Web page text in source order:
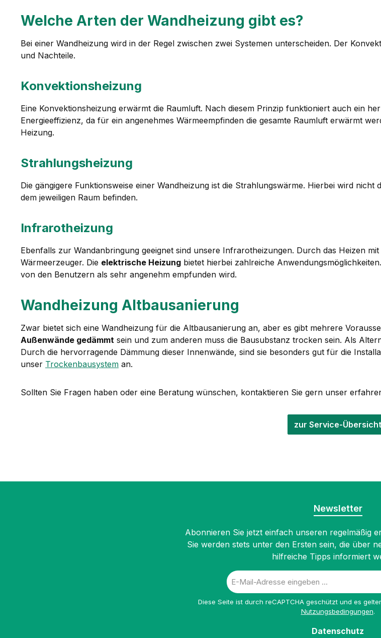
Welche Arten der Wandheizung gibt es?
Bei einer Wandheizung wird in der Regel zwischen zwei Systemen unterscheiden. Der
und Nachteile.
Konvektionsheizung
Eine Konvektionsheizung erwärmt die Raumluft. Nach diesem Prinzip funktioniert auch ein
Energieeffizienz, da für ein angenehmes Wärmeempfinden die gesamte Raumluft erwärmt
Heizung.
Strahlungsheizung
Die gängigere Funktionsweise einer Wandheizung ist die Strahlungswärme. Hierbei wird
dem jeweiligen Raum befinden.
Infrarotheizung
Ebenfalls zur Wandanbringung geeignet sind unsere Infrarotheizungen. Durch das Heizen
Wärmeerzeuger. Die elektrische Heizung bietet hierbei zahlreiche
von den Benutzern als sehr angenehm empfunden wird.
Wandheizung Altbausanierung
Zwar bietet sich eine Wandheizung für die Altbausanierung an, aber es gibt mehrere
Außenwände gedämmt sein und zum anderen muss die Bausubstanz trocken sein. Als
Durch die hervorragende Dämmung dieser Innenwände, sind sie besonders gut für die
unser Trockenbausystem an.
Sollten Sie Fragen haben oder eine Beratung wünschen, kontaktieren Sie gern unser
zur Service-Übersicht
Newsletter
Abonnieren Sie jetzt einfach unseren regelmäßig
Sie werden stets unter den Ersten sein, die über
hilfreiche Tipps informiert
E-
Mail-
Diese Seite ist durch reCAPTCHA geschützt und es
Nutzungsbedingungen.
Datenschutz